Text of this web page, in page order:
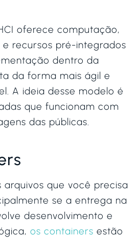
oferece computação,
recursos pré-integrados
dentro da
da forma mais ágil e
A ideia desse modelo é
que funcionam com
das públicas.
arquivos que você precisa
se a entrega na
desenvolvimento e
os containers estão